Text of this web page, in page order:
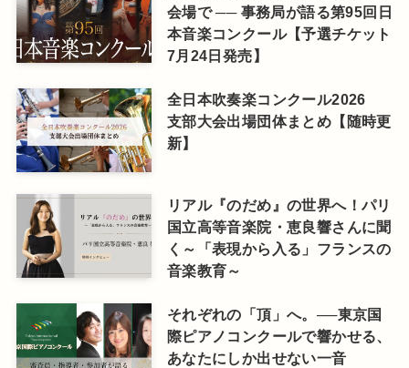
会場で ── 事務局が語る第95回日
本音楽コンクール【予選チケット
7月24日発売】
全日本吹奏楽コンクール2026
支部大会出場団体まとめ【随時更
新】
リアル『のだめ』の世界へ！パリ
国立高等音楽院・恵良響さんに聞
く～「表現から入る」フランスの
音楽教育～
それぞれの「頂」へ。──東京国
際ピアノコンクールで響かせる、
あなたにしか出せない一音